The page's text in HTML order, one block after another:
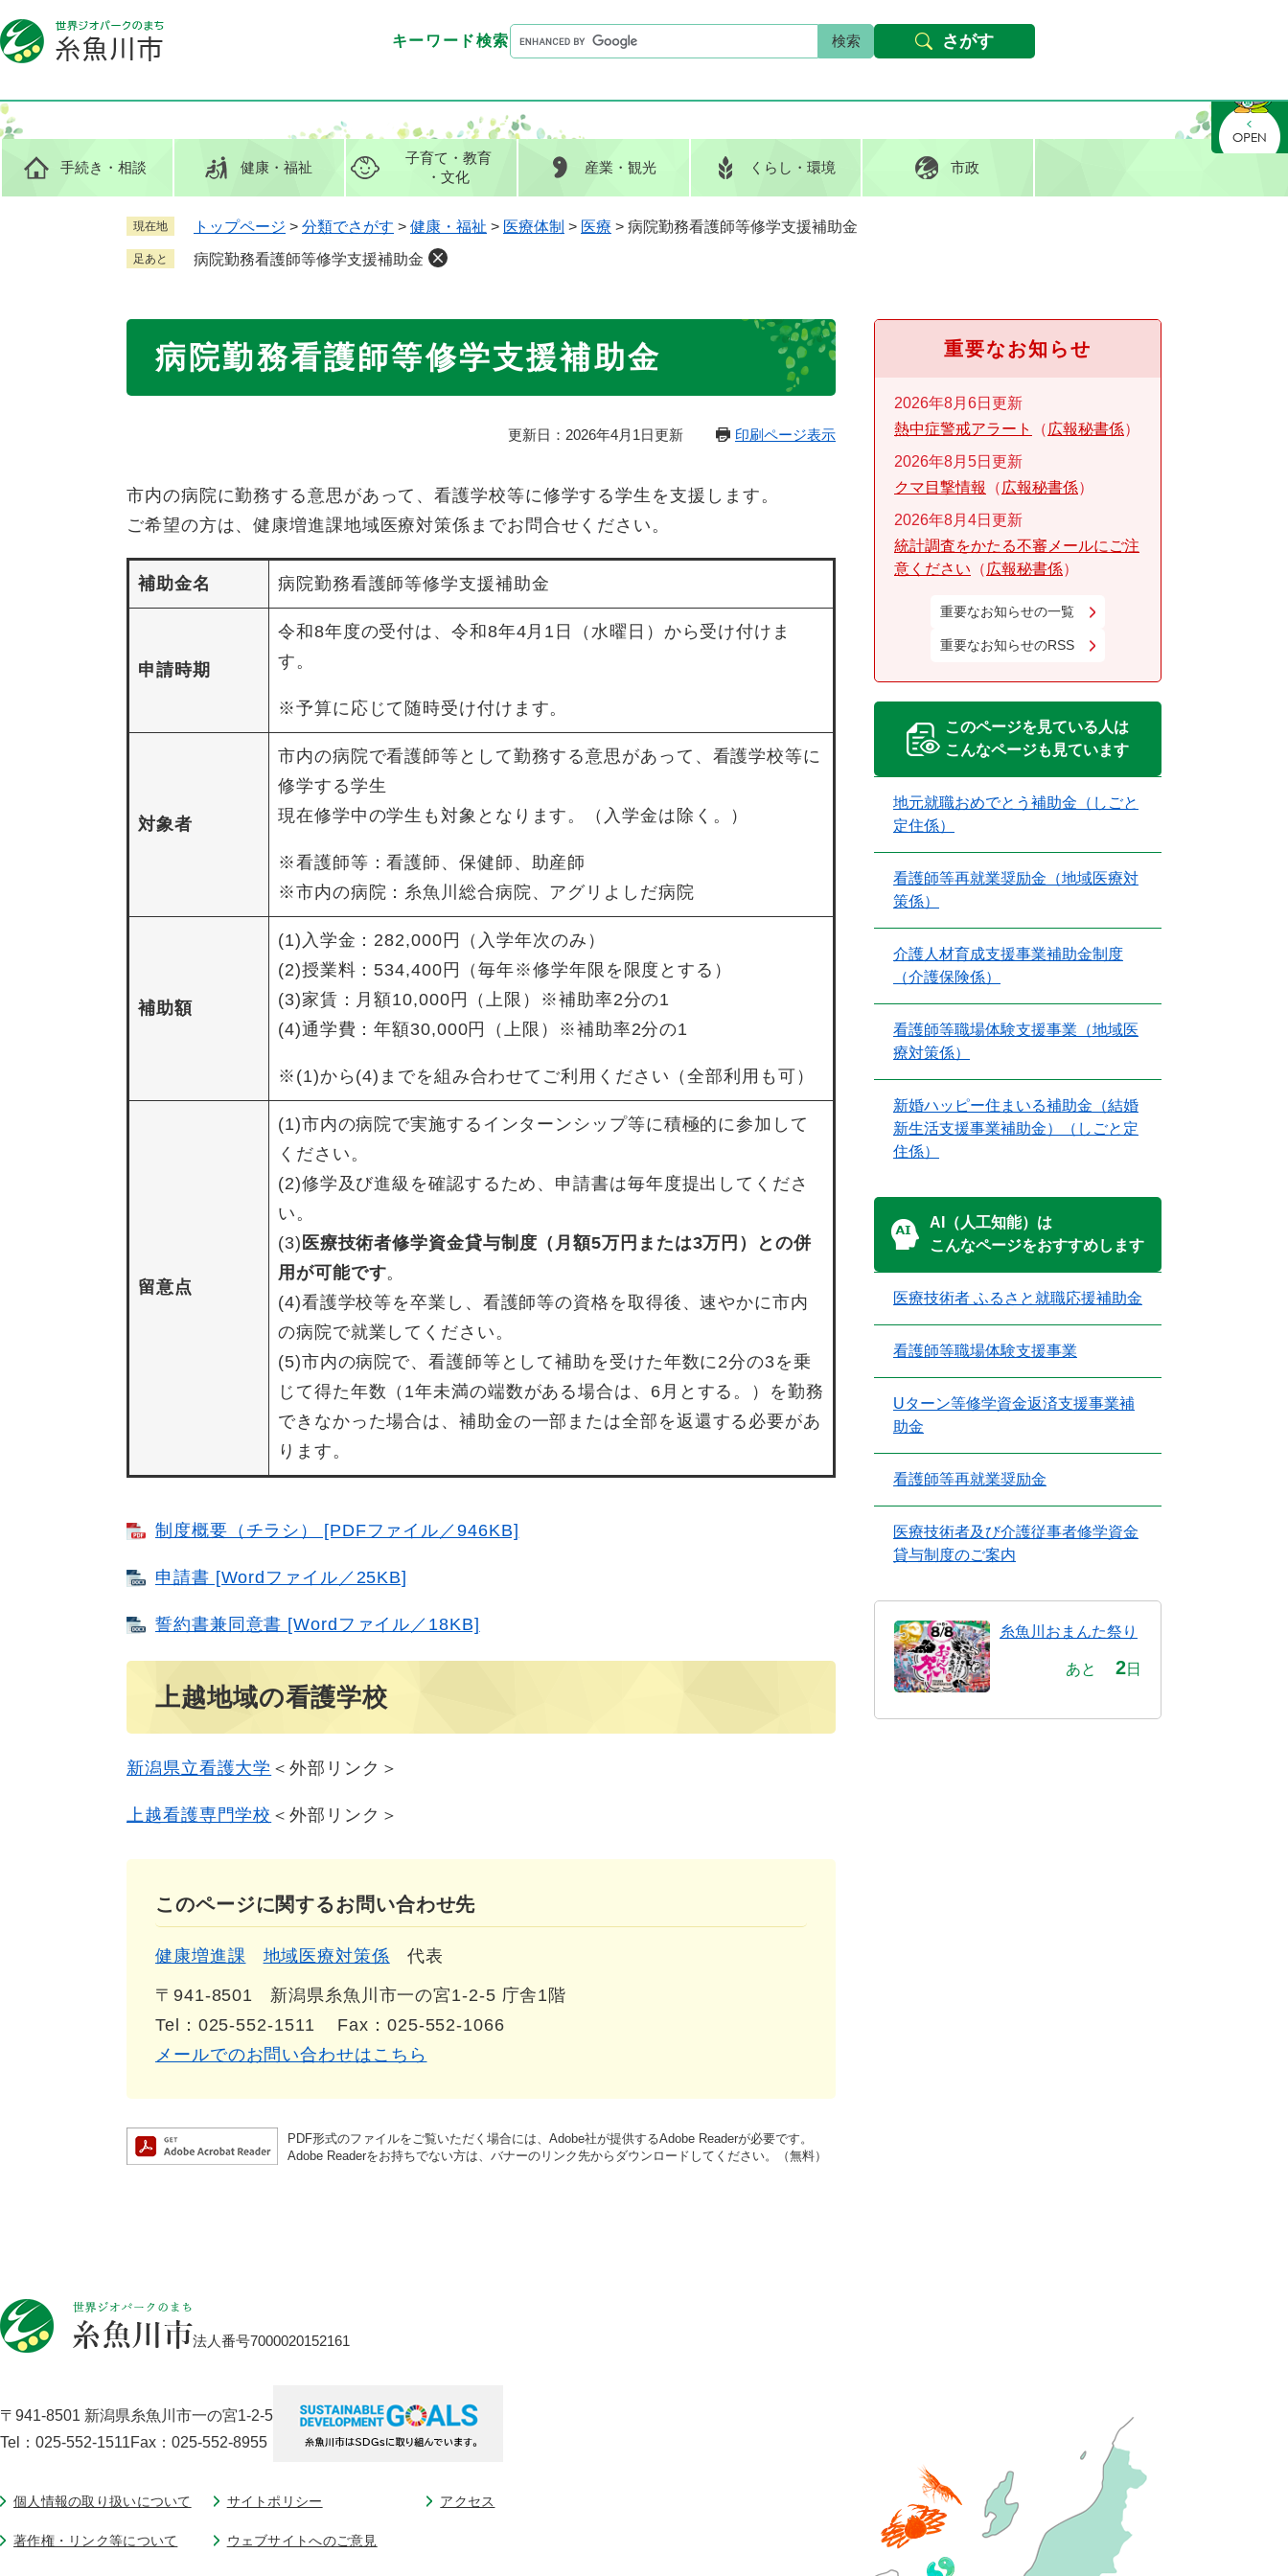
ー
ジ
先
頭
。
ニ
ュ
を
飛
て
本文へ Foreign languages
キーワード検索G
o
e
カ
ス
手続き ・相談 健康・福祉
子育て ・教育
・文化
産業 ・観光 くらし ・環境 市政
キーワード検索
G
o
g
l
ス
タ
さがす
現在地 トップページ > 分類でさがす > 健康・福祉 > 医療体制 > 医療 > 病院勤務看護師等修学支援補助金
足あと 病院勤務看護師等修学支援補助金
病院勤務看護師等修学支援補助金
更新日：2026年4月1日更新 印刷ページ表示
市内の病院に勤務する意思があって、看護学校等に修学する学生を支援します。
ご希望の方は、健康増進課地域医療対策係までお問合せください。
補助金名 病院勤務看護師等修学支援補助金
申請時期
令和8年度の受付は、令和8年4月1日（水曜日）から受け付けま
す。
※予算に応じて随時受け付けます。
対象者
市内の病院で看護師等として勤務する意思があって、看護学校等に
修学する学生
現在修学中の学生も対象となります。（入学金は除く。）
※看護師等：看護師、保健師、助産師
※市内の病院：糸魚川総合病院、アグリよしだ病院
補助額
(1)入学金：282,000円（入学年次のみ）
(2)授業料：534,400円（毎年※修学年限を限度とする）
(3)家賃：月額10,000円（上限）※補助率2分の1
(4)通学費：年額30,000円（上限）※補助率2分の1
※(1)から(4)までを組み合わせてご利用ください（全部利用も可）
留意点
(1)市内の病院で実施するインターンシップ等に積極的に参加して
ください。
(2)修学及び進級を確認するため、申請書は毎年度提出してくださ
い。
(3) 医療技術者修学資金貸与制度（月額5万円または3万円）との併
用が可能です。
(4)看護学校等を卒業し、看護師等の資格を取得後、速やかに市内
の病院で就業してください。
(5)市内の病院で、看護師等として補助を受けた年数に2分の3を乗
じて得た年数（1年未満の端数がある場合は、6月とする。）を勤務
できなかった場合は、補助金の一部または全部を返還する必要があ
ります。
制度概要（チラシ） [PDFファイル／946KB]
申請書 [Wordファイル／25KB]
誓約書兼同意書 [Wordファイル／18KB]
上越地域の看護学校
新潟県立看護大学 ＜外部リンク＞
上越看護専門学校 ＜外部リンク＞
このページに関するお問い合わせ先
健康増進課 地域医療対策係 代表
〒941-8501
新潟県糸魚川市一の宮1-2-5 庁舎1階
Tel：025-552-1511
Fax：025-552-1066
メールでのお問い合わせはこちら
PDF形式のファイルをご覧いただく場合には、Adobe社が提供するAdobe Readerが必要です。
Adobe Readerをお持ちでない方は、バナーのリンク先からダウンロードしてください。（無料）
重要なお知らせ
2026年8月6日更新
熱中症警戒アラート
広報秘書係
2026年8月5日更新
クマ目撃情報
広報秘書係
2026年8月4日更新
統計調査をかたる不審メールにご注
意ください
広報秘書係
重要なお知らせの一覧
重要なお知らせのRSS
このページを見ている人は
こんなページも見ています
地元就職おめでとう補助金（しごと
定住係）
看護師等再就業奨励金（地域医療対
策係）
介護人材育成支援事業補助金制度
（介護保険係）
看護師等職場体験支援事業（地域医
療対策係）
新婚ハッピー住まいる補助金（結婚
新生活支援事業補助金）（しごと定
住係）
AI（人工知能）は
こんなページをおすすめします
医療技術者 ふるさと就職応援補助金
看護師等職場体験支援事業
Uターン等修学資金返済支援事業補
助金
看護師等再就業奨励金
医療技術者及び介護従事者修学資金
貸与制度のご案内
糸魚川おまんた祭り
あと 2日
法人番号7000020152161
〒941-8501 新潟県糸魚川市一の宮1-2-5
Tel：025-552-1511Fax：025-552-8955
個人情報の取り扱いについて サイトポリシー アクセス
著作権・リンク等について ウェブサイトへのご意見